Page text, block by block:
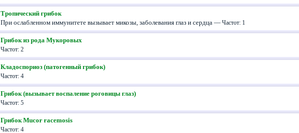
Тропический грибок
При ослабленном иммунитете вызывает микозы, заболевания глаз и сердца — Частот: 1
Грибок из рода Мукоровых
Частот: 2
Кладоспориоз (патогенный грибок)
Частот: 4
Грибок (вызывает воспаление роговицы глаз)
Частот: 5
Грибок Mucor racemosis
Частот: 4